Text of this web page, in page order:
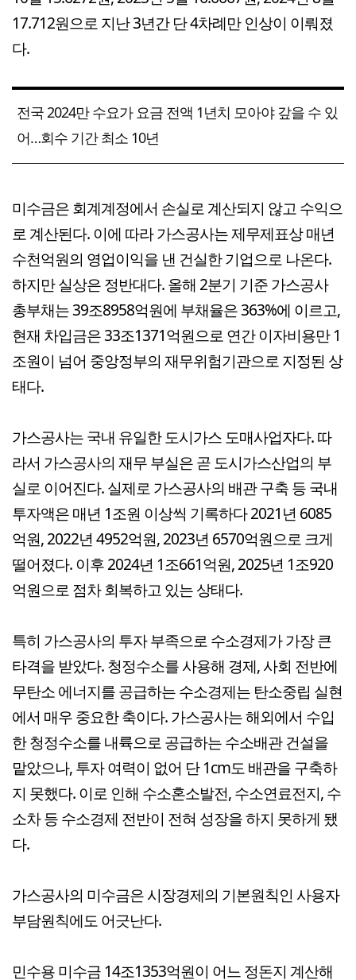
17.712원으로 지난 3년간 단 4차례만 인상이 이뤄졌
다.
전국 2024만 수요가 요금 전액 1년치 모아야 갚을 수 있
어…회수 기간 최소 10년
미수금은 회계계정에서 손실로 계산되지 않고 수익으
로 계산된다. 이에 따라 가스공사는 제무제표상 매년
수천억원의 영업이익을 낸 건실한 기업으로 나온다.
하지만 실상은 정반대다. 올해 2분기 기준 가스공사
총부채는 39조8958억원에 부채율은 363%에 이르고,
현재 차입금은 33조1371억원으로 연간 이자비용만 1
조원이 넘어 중앙정부의 재무위험기관으로 지정된 상
태다.
가스공사는 국내 유일한 도시가스 도매사업자다. 따
라서 가스공사의 재무 부실은 곧 도시가스산업의 부
실로 이어진다. 실제로 가스공사의 배관 구축 등 국내
투자액은 매년 1조원 이상씩 기록하다 2021년 6085
억원, 2022년 4952억원, 2023년 6570억원으로 크게
떨어졌다. 이후 2024년 1조661억원, 2025년 1조920
억원으로 점차 회복하고 있는 상태다.
특히 가스공사의 투자 부족으로 수소경제가 가장 큰
타격을 받았다. 청정수소를 사용해 경제, 사회 전반에
무탄소 에너지를 공급하는 수소경제는 탄소중립 실현
에서 매우 중요한 축이다. 가스공사는 해외에서 수입
한 청정수소를 내륙으로 공급하는 수소배관 건설을
맡았으나, 투자 여력이 없어 단 1cm도 배관을 구축하
지 못했다. 이로 인해 수소혼소발전, 수소연료전지, 수
소차 등 수소경제 전반이 전혀 성장을 하지 못하게 됐
다.
가스공사의 미수금은 시장경제의 기본원칙인 사용자
부담원칙에도 어긋난다.
민수용 미수금 14조1353억원이 어느 정돈지 계산해